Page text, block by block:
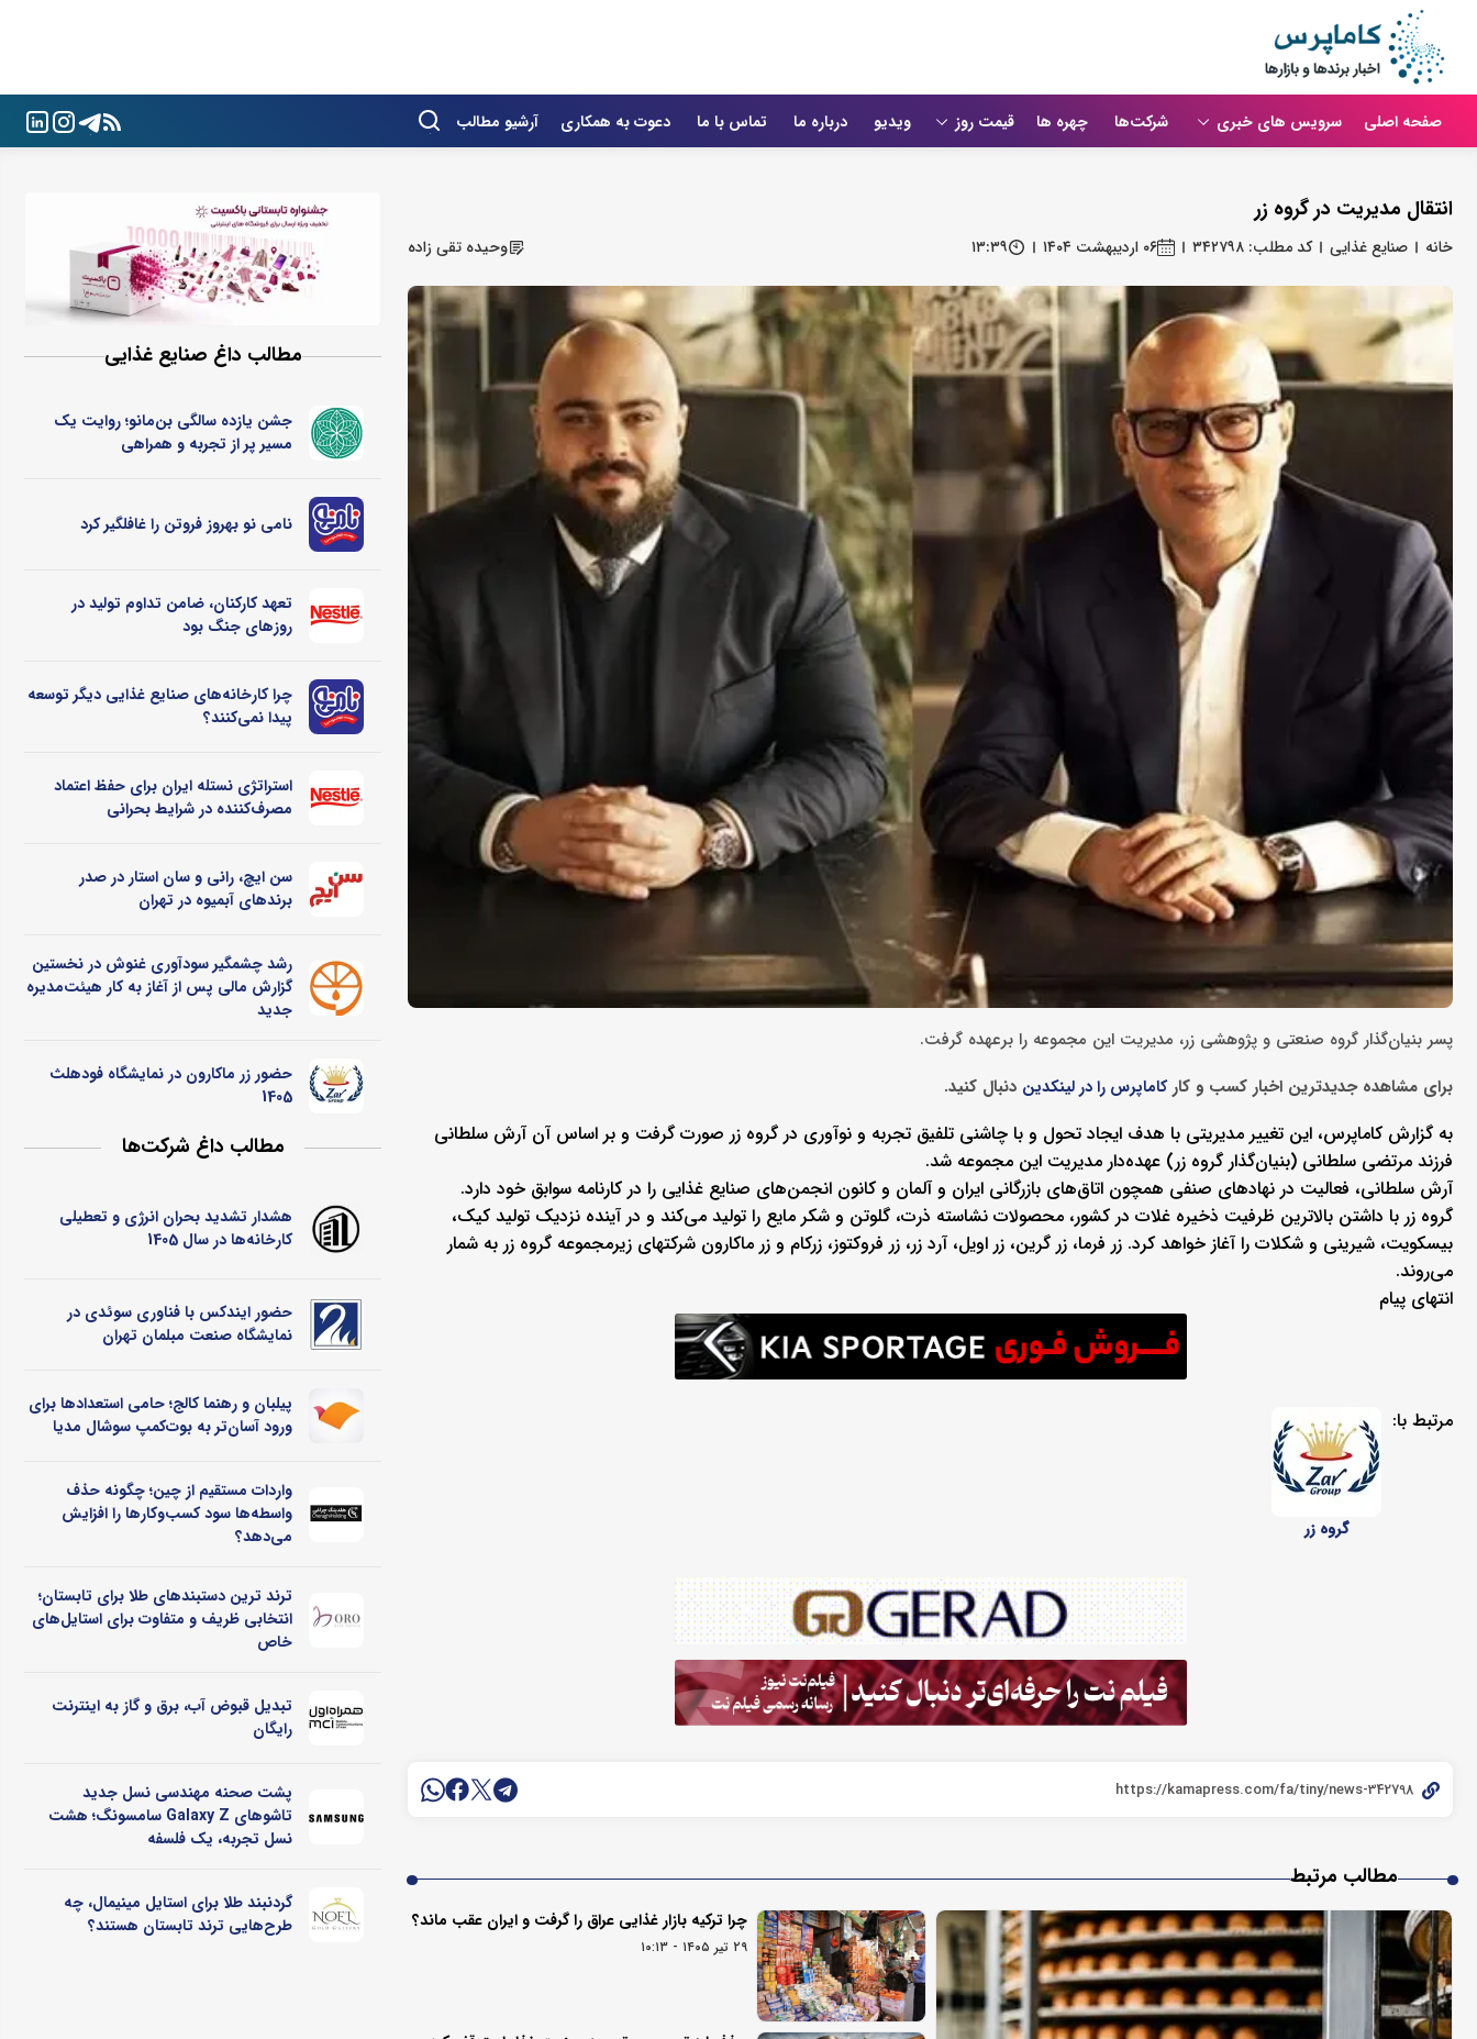
صفحه اصلی سرویس های خبری شرکت‌ها چهره ها قیمت روز ویدیو درباره ما تماس با ما دعوت به همکاری آرشیو مطالب
انتقال مدیریت در گروه زر
خانه صنایع غذایی کد مطلب: ۳۴۲۷۹۸ ۰۶ اردیبهشت ۱۴۰۴ ۱۳:۳۹ وحیده تقی زاده
پسر بنیان‌گذار گروه صنعتی و پژوهشی زر، مدیریت این مجموعه را برعهده گرفت.
برای مشاهده جدیدترین اخبار کسب و کارکاماپرس را در لینکدین دنبال کنید.
به گزارش کاماپرس، این تغییر مدیریتی با هدف ایجاد تحول و با چاشنی تلفیق تجربه و نوآوری در گروه زر صورت گرفت و بر اساس آن آرش سلطانی
فرزند مرتضی سلطانی (بنیان‌گذار گروه زر) عهده‌دار مدیریت این مجموعه شد.
آرش سلطانی، فعالیت در نهادهای صنفی همچون اتاق‌های بازرگانی ایران و آلمان و کانون انجمن‌های صنایع غذایی را در کارنامه سوابق خود دارد.
گروه زر با داشتن بالاترین ظرفیت ذخیره غلات در کشور، محصولات نشاسته ذرت، گلوتن و شکر مایع را تولید می‌کند و در آینده نزدیک تولید کیک،
بیسکویت، شیرینی و شکلات را آغاز خواهد کرد. زر فرما، زر گرین، زر اویل، آرد زر، زر فروکتوز، زرکام و زر ماکارون شرکتهای زیرمجموعه گروه زر به شمار
می‌روند.
انتهای پیام
مرتبط با:
گروه زر
مطالب مرتبط
چرا ترکیه بازار غذایی عراق را گرفت و ایران عقب ماند؟
۲۹ تیر ۱۴۰۵ - ۱۰:۱۳
مطالب داغ صنایع غذایی
جشن یازده سالگی بن‌مانو؛ روایت یک
مسیر پر از تجربه و همراهی
نامی نو بهروز فروتن را غافلگیر کرد
تعهد کارکنان، ضامن تداوم تولید در
روزهای جنگ بود
چرا کارخانه‌های صنایع غذایی دیگر توسعه
پیدا نمی‌کنند؟
استراتژی نستله ایران برای حفظ اعتماد
مصرف‌کننده در شرایط بحرانی
سن ایچ، رانی و سان استار در صدر
برندهای آبمیوه در تهران
رشد چشمگیر سودآوری غنوش در نخستین
گزارش مالی پس از آغاز به کار هیئت‌مدیره
جدید
حضور زر ماکارون در نمایشگاه فودهلث
1405
مطالب داغ شرکت‌ها
هشدار تشدید بحران انرژی و تعطیلی
کارخانه‌ها در سال 1405
حضور ایندکس با فناوری سوئدی در
نمایشگاه صنعت مبلمان تهران
پیلبان و رهنما کالج؛ حامی استعدادها برای
ورود آسان‌تر به بوت‌کمپ سوشال مدیا
واردات مستقیم از چین؛ چگونه حذف
واسطه‌ها سود کسب‌وکارها را افزایش
می‌دهد؟
ترند ترین دستبندهای طلا برای تابستان؛
انتخابی ظریف و متفاوت برای استایل‌های
خاص
تبدیل قبوض آب، برق و گاز به اینترنت
رایگان
پشت صحنه مهندسی نسل جدید
تاشوهای Galaxy Z سامسونگ؛ هشت
نسل تجربه، یک فلسفه
گردنبند طلا برای استایل مینیمال، چه
طرح‌هایی ترند تابستان هستند؟